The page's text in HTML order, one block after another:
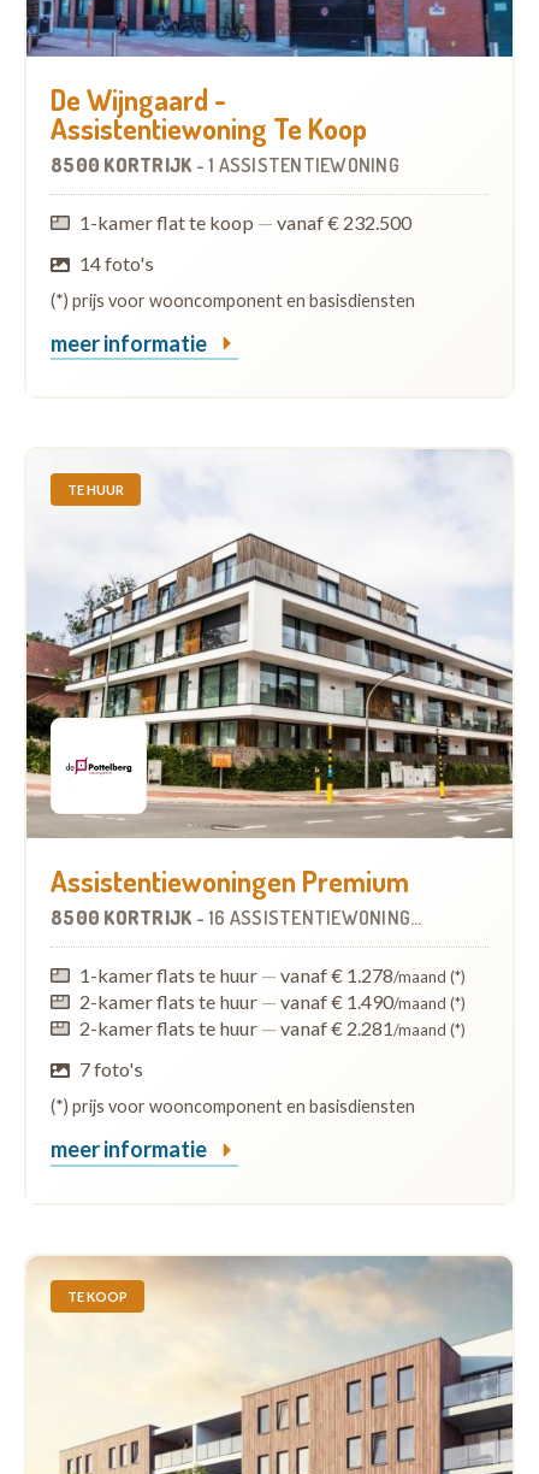
De Wijngaard -
Assistentiewoning Te Koop
8500 KORTRIJK - 1 ASSISTENTIEWONING
1-kamer flat te koop — vanaf € 232.500
14 foto's
(*) prijs voor wooncomponent en basisdiensten
meer informatie
TE HUUR
Assistentiewoningen Premium
8500 KORTRIJK - 16 ASSISTENTIEWONINGEN
1-kamer flats te huur — vanaf € 1.278/maand (*)
2-kamer flats te huur — vanaf € 1.490/maand (*)
2-kamer flats te huur — vanaf € 2.281/maand (*)
7 foto's
(*) prijs voor wooncomponent en basisdiensten
meer informatie
TE KOOP